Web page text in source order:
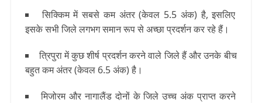
सिक्किम में सबसे कम अंतर (केवल 5.5 अंक) है, इसलिए
इसके सभी जिले लगभग समान रूप से अच्छा प्रदर्शन कर रहे हैं।
त्रिपुरा में कुछ शीर्ष प्रदर्शन करने वाले जिले हैं और उनके बीच
बहुत कम अंतर (केवल 6.5 अंक) है।
मिजोरम और नागालैंड दोनों के जिले उच्च अंक प्राप्‍त करने